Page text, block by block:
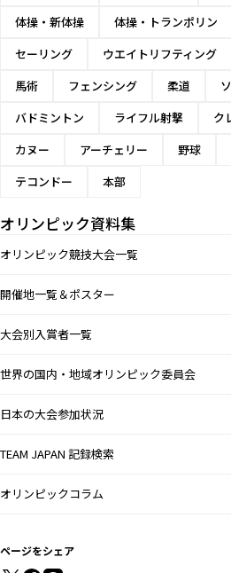
体操・新体操
体操・トランポリン
セーリング
ウエイトリフティング
馬術
フェンシング 柔道
バドミントン
ライフル射撃 ク
カヌー
アーチェリー 野球
テコンドー
本部
オリンピック資料集
オリンピック競技大会一覧
開催地一覧＆ポスター
大会別入賞者一覧
世界の国内・地域オリンピック委員会
日本の大会参加状況
TEAM JAPAN 記録検索
オリンピックコラム
ページをシェア